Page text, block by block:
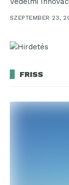
SZEPTEMBER 23,
FRISS